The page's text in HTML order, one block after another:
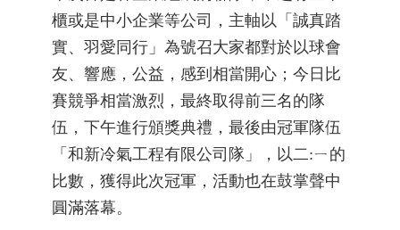
櫃或是中小企業等公司，主軸以「誠真踏
實、羽愛同行」為號召大家都對於以球會
友、響應，公益，感到相當開心；今日比
賽競爭相當激烈，最終取得前三名的隊
伍，下午進行頒獎典禮，最後由冠軍隊伍
「和新冷氣工程有限公司隊」，以二:ㄧ的
比數，獲得此次冠軍，活動也在鼓掌聲中
圓滿落幕。